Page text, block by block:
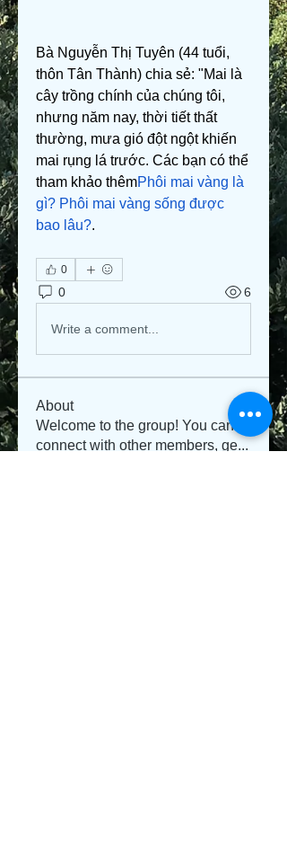
Bà Nguyễn Thị Tuyên (44 tuổi,
thôn Tân Thành) chia sẻ: "Mai là
cây trồng chính của chúng tôi,
nhưng năm nay, thời tiết thất
thường, mưa gió đột ngột khiến
mai rụng lá trước. Các bạn có thể
tham khảo thêmPhôi mai vàng là
gì? Phôi mai vàng sống được
bao lâu?.
0
0 6
Write a comment...
About
Welcome to the group! You can
connect with other members, ge...